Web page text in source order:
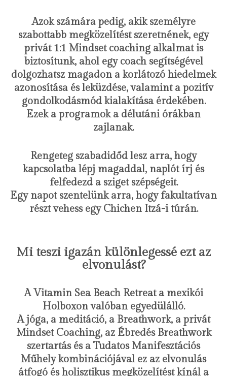
Azok számára pedig, akik személyre
szabottabb megközelítést szeretnének, egy
privát 1:1 Mindset coaching alkalmat is
biztosítunk, ahol egy coach segítségével
dolgozhatsz magadon a korlátozó hiedelmek
azonosítása és leküzdése, valamint a pozitív
gondolkodásmód kialakítása érdekében.
Ezek a programok a délutáni órákban
zajlanak.
Rengeteg szabadidőd lesz arra, hogy
kapcsolatba lépj magaddal, naplót írj és
felfedezd a sziget szépségeit.
Egy napot szentelünk arra, hogy fakultatívan
részt vehess egy Chichen Itzá-i túrán.
Mi teszi igazán különlegessé ezt az
elvonulást?
A Vitamin Sea Beach Retreat a mexikói
Holboxon valóban egyedülálló.
A jóga, a meditáció, a Breathwork, a privát
Mindset Coaching, az Ébredés Breathwork
szertartás és a Tudatos Manifesztációs
Műhely kombinációjával ez az elvonulás
átfogó és holisztikus megközelítést kínál a